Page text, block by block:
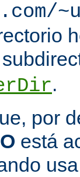
.
por
está